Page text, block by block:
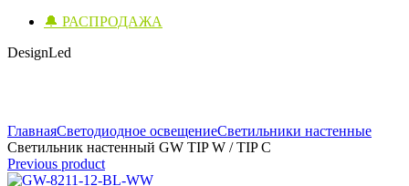
🔔 РАСПРОДАЖА
DesignLed
ГлавнаяСветодиодное освещениеСветильники настенные
Светильник настенный GW TIP W / TIP C
Previous product